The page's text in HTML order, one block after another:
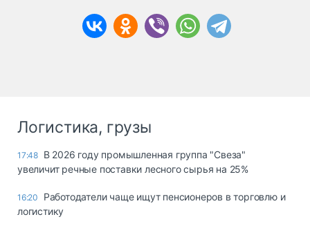
Логистика, грузы
17:48 В 2026 году промышленная группа "Свеза"
увеличит речные поставки лесного сырья на 25%
16:20
Работодатели чаще ищут пенсионеров в торговлю и
логистику